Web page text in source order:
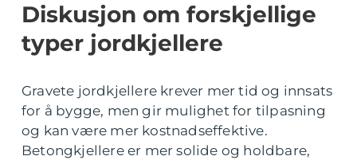
Diskusjon om forskjellige
typer jordkjellere
Gravete jordkjellere krever mer tid og innsats
for å bygge, men gir mulighet for tilpasning
og kan være mer kostnadseffektive.
Betongkjellere er mer solide og holdbare,